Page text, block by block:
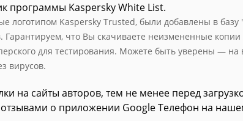
программы Kaspersky White List.
логотипом Kaspersky Trusted, были добавлены в
Гарантируем, что Вы скачиваете неизмененные
для тестирования. Можете быть уверены — на
вирусов.
на сайты авторов, тем не менее перед
отзывами о приложении Google Телефон на